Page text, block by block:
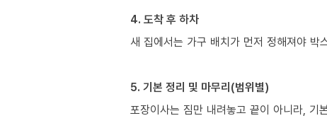
4. 도착 후 하차
새 집에서는 가구 배치가 먼저 정해져야 박
5. 기본 정리 및 마무리(범위별)
포장이사는 짐만 내려놓고 끝이 아니라, 기